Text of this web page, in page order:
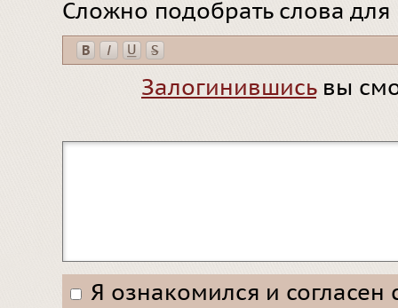
Сложно подобрать слова
Залогинившисьвы
Я ознакомился и согласен